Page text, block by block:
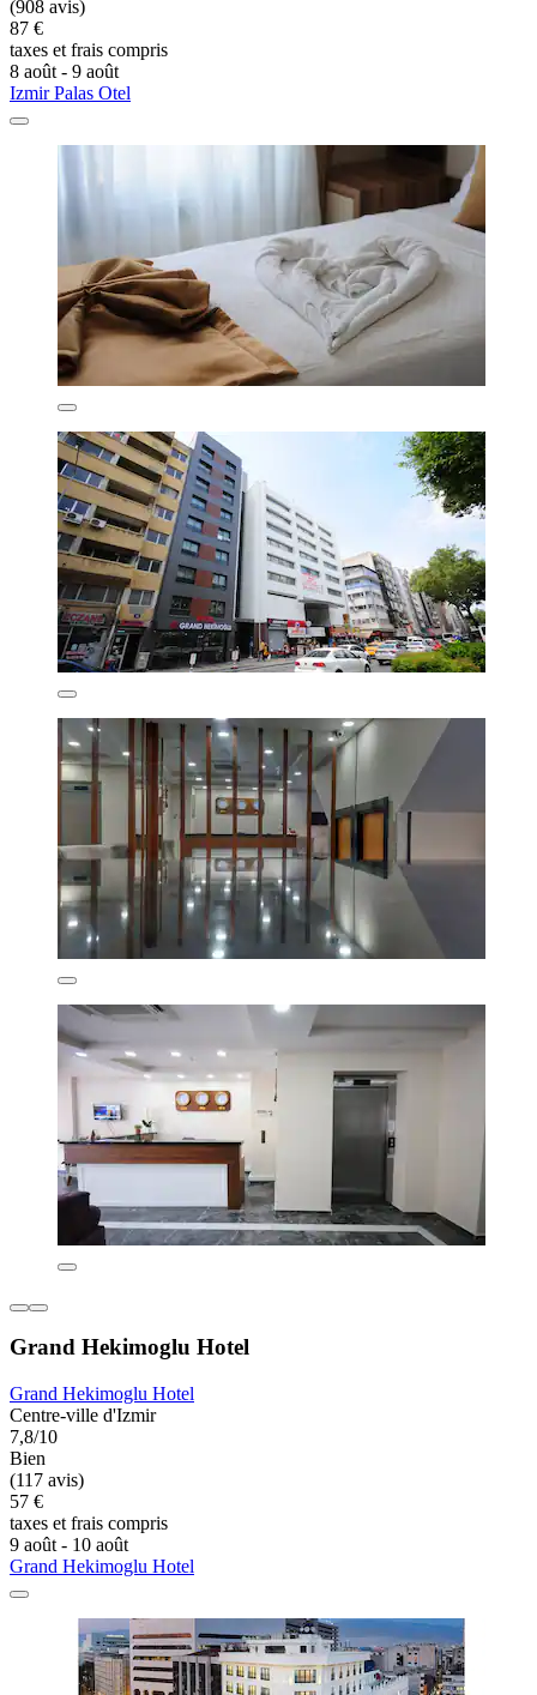
(908 avis)
87 €
taxes et frais compris
8 août - 9 août
Izmir Palas Otel
Grand Hekimoglu Hotel
Grand Hekimoglu Hotel
Centre-ville d'Izmir
7,8/10
Bien
(117 avis)
57 €
taxes et frais compris
9 août - 10 août
Grand Hekimoglu Hotel